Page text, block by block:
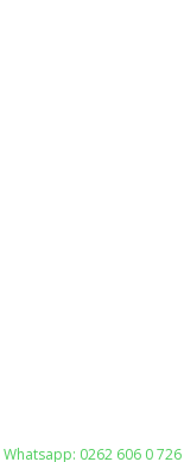
Whatsapp: 0262 606 0 726